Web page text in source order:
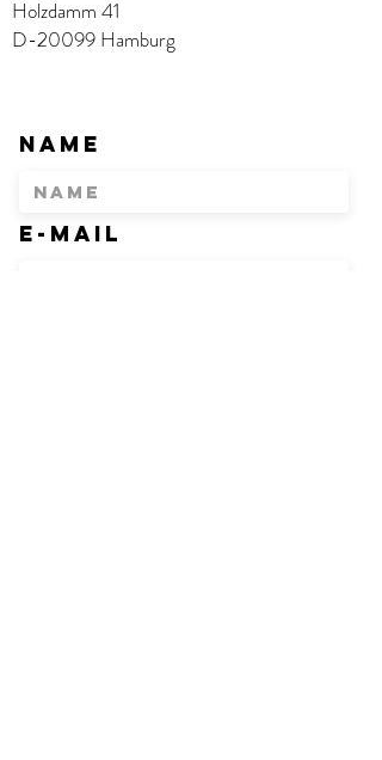
Holzdamm 41
D-20099 Hamburg
Name
E-Mail